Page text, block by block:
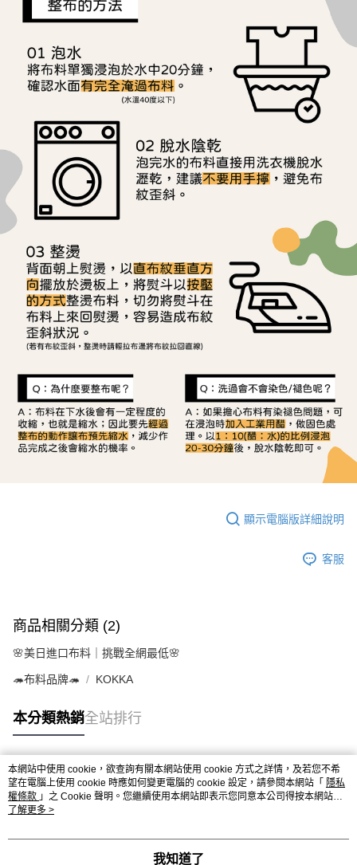
時審查核予不同之上限額度；若仍有額度不足之情形，本公司將視審查結果
請求用戶進行身份認證。
５．嚴禁一人註冊多個帳號或使用他人資訊註冊。若發現惡意使用之情形，
恩沛科技股份有限公司將有權停止該用戶之使用額度並採取法律行動。
顯示電腦版詳細說明
客服
商品相關分類 (2)
🌸美日進口布料｜挑戰全網最低🌸
🦔布料品牌🦔 KOKKA
本分類熱銷全站排行
熱門標籤
本網站中使用 cookie，欲查詢有關本網站使用 cookie 方式之詳情，及若您不希
望在電腦上使用 cookie 時應如何變更電腦的 cookie 設定，請參閱本網站「 隱私
權條款 」之 Cookie 聲明。您繼續使用本網站即表示您同意本公司得按本網站使
用條款之 Cookie 聲明使用 cookie。
了解更多 >
我知道了